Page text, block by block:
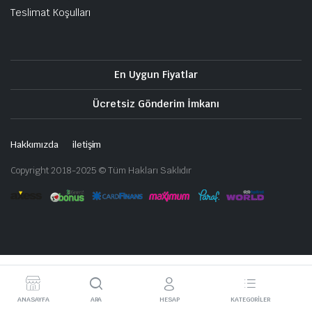
Teslimat Koşulları
En Uygun Fiyatlar
Ücretsiz Gönderim İmkanı
Hakkımızda iletişim
Copyright 2018-2025 © Tüm Hakları Saklıdır
ANASAYFA ARA HESAP KATEGORILER